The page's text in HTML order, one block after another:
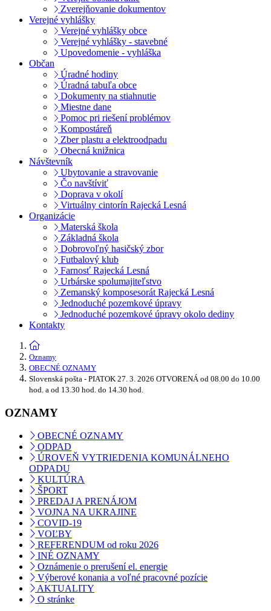
Zverejňovanie dokumentov
Verejné vyhlášky
Verejné vyhlášky obce
Verejné vyhlášky - stavebné
Upovedomenie - vyhláška
Občan
Úradné hodiny
Úradná tabuľa obce
Dokumenty na stiahnutie
Miestne dane
Pomoc pri riešení problémov
Kompostáreň
Zber plastu a elektroodpadu
Obecná knižnica
Návštevník
Ubytovanie a stravovanie
Čo navštíviť
Doprava v okolí
Virtuálny cintorín Rajecká Lesná
Organizácie
Materská škola
Základná škola
Dobrovoľný hasičský zbor
Futbalový klub
Farnosť Rajecká Lesná
Urbárske spolumajiteľstvo
Zemanský komposesorát Rajecká Lesná
Jednoduché pozemkové úpravy
Jednoduché pozemkové úpravy okolo dediny
Kontakty
Oznamy
OBECNÉ OZNAMY
Slovenská pošta - PIATOK 27. 3. 2026 OTVORENÁ od 08.00 do 10.00
hod. a od 13.30 hod. do 14.30 hod.
OZNAMY
OBECNÉ OZNAMY
ODPAD
ÚROVEŇ VYTRIEDENIA KOMUNÁLNEHO
ODPADU
KULTÚRA
ŠPORT
PREDAJ A PRENÁJOM
VOJNA NA UKRAJINE
COVID-19
VOĽBY
REFERENDUM od roku 2026
INÉ OZNAMY
Oznámenie o prerušení el. energie
Výberové konania a voľné pracovné pozície
AKTUALITY
O stránke